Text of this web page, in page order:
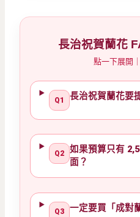
長治祝賀蘭花
點一下展開
Q1 長治祝賀蘭花要
Q2
如果預算只有
面？
Q3 一定要買「成對